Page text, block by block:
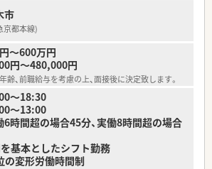
ンを図れる方を求めます。
て】
心に5店舗の調剤薬局を運営しており、今後も新
を進めている法人です。
上げられた会社であり、新規出店された綺麗な
ている点が特徴です。
元々現場で薬剤師として勤務していた経歴を持
解が非常に深い法人です。
市
京都本線)
～600万円
円～480,000円
、前職給与を考慮の上、面接後に決定致します。
～18:30
13:00
6時間超の場合45分、実働8時間超の場合
基本としたシフト勤務
変形労働時間制